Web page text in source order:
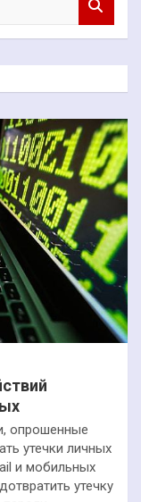
опрошенные
утечки личных
и мобильных
утечку